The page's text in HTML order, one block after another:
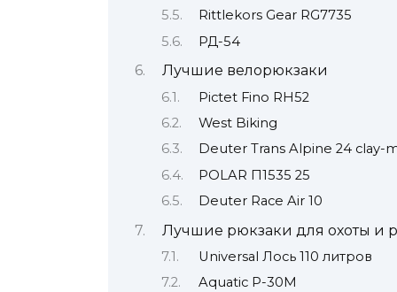
Rittlekors Gear RG7735
РД-54
Лучшие велорюкзаки
Pictet Fino RH52
West Biking
Deuter Trans Alpine 24 clay-
POLAR П1535 25
Deuter Race Air 10
Лучшие рюкзаки для охоты и
Universal Лось 110 литров
Aquatic Р-30М